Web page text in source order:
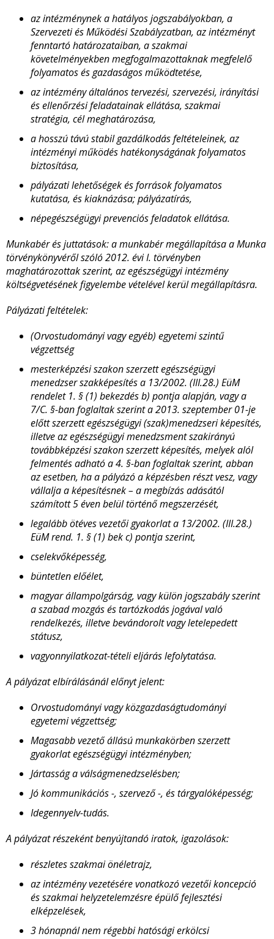
az intézménynek a hatályos jogszabályokban, a
Szervezeti és Működési Szabályzatban, az intézményt
fenntartó határozataiban, a szakmai
követelményekben megfogalmazottaknak megfelelő
folyamatos és gazdaságos működtetése,
az intézmény általános tervezési, szervezési, irányítási
és ellenőrzési feladatainak ellátása, szakmai
stratégia, cél meghatározása,
a hosszú távú stabil gazdálkodás feltételeinek, az
intézményi működés hatékonyságának folyamatos
biztosítása,
pályázati lehetőségek és források folyamatos
kutatása, és kiaknázása; pályázatírás,
népegészségügyi prevenciós feladatok ellátása.
Munkabér és juttatások: amunkabér megállapítása a Munka
törvénykönyvéről szóló 2012. évi I. törvényben
maghatározottak szerint, az egészségügyi intézmény
költségvetésének figyelembe vételével kerül megállapításra.
Pályázati feltételek:
(Orvostudományi vagy egyéb) egyetemi szintű
végzettség
mesterképzési szakon szerzett egészségügyi
menedzser szakképesítés a 13/2002. (III.28.) EüM
rendelet 1. § (1) bekezdés b) pontja alapján, vagy a
7/C. §-ban foglaltak szerint a 2013. szeptember 01-je
előtt szerzett egészségügyi (szak)menedzseri képesítés,
illetve az egészségügyi menedzsment szakirányú
továbbképzési szakon szerzett képesítés, melyek alól
felmentés adható a 4. §-ban foglaltak szerint, abban
az esetben, ha a pályázó a képzésben részt vesz, vagy
vállalja a képesítésnek – a megbízás adásától
számított 5 éven belül történő megszerzését,
legalább ötéves vezetői gyakorlat a 13/2002. (III.28.)
EüM rend. 1. § (1) bek c) pontja szerint,
cselekvőképesség,
büntetlen előélet,
magyar állampolgárság, vagy külön jogszabály szerint
a szabad mozgás és tartózkodás jogával való
rendelkezés, illetve bevándorolt vagy letelepedett
státusz,
vagyonnyilatkozat-tételi eljárás lefolytatása.
A pályázat elbírálásánál előnyt jelent:
Orvostudományi vagy közgazdaságtudományi
egyetemi végzettség;
Magasabb vezető állású munkakörben szerzett
gyakorlat egészségügyi intézményben;
Jártasság a válságmenedzselésben;
Jó kommunikációs -, szervező -, és tárgyalóképesség;
Idegennyelv-tudás.
A pályázat részeként benyújtandó iratok, igazolások:
részletes szakmai önéletrajz,
az intézmény vezetésére vonatkozó vezetői koncepció
és szakmai helyzetelemzésre épülő fejlesztési
elképzelések,
3 hónapnál nem régebbi hatósági erkölcsi